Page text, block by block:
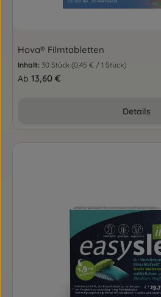
Hova® Filmtabletten
Inhalt: 30 Stück (0,45 € / 1 Stück)
Regulärer Preis:
Ab 13,60 €
Details